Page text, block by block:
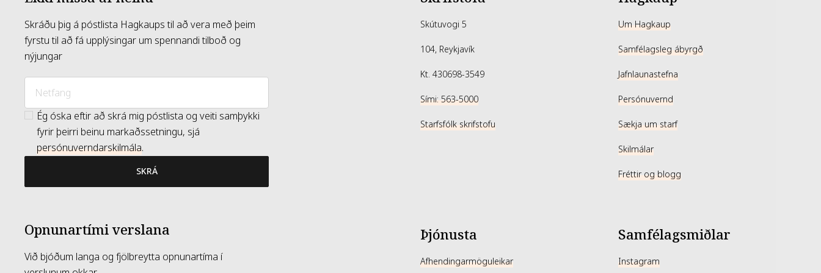
Skráðu þig á póstlista Hagkaups til að vera með þeim
fyrstu til að fá upplýsingar um spennandi tilboð og
nýjungar
Ég óska eftir að skrá mig póstlista og veiti samþykki
fyrir þeirri beinu markaðssetningu, sjá
persónuverndarskilmála.
SKRÁ
Opnunartími verslana
Við bjóðum langa og fjölbreytta opnunartíma í
Skútuvogi 5
104, Reykjavík
Kt. 430698-3549
Sími: 563-5000
Starfsfólk skrifstofu
Um Hagkaup
Samfélagsleg ábyrgð
Jafnlaunastefna
Persónuvernd
Sækja um starf
Skilmálar
Fréttir og blogg
Þjónusta
Afhendingarmöguleikar
Samfélagsmiðlar
Instagram